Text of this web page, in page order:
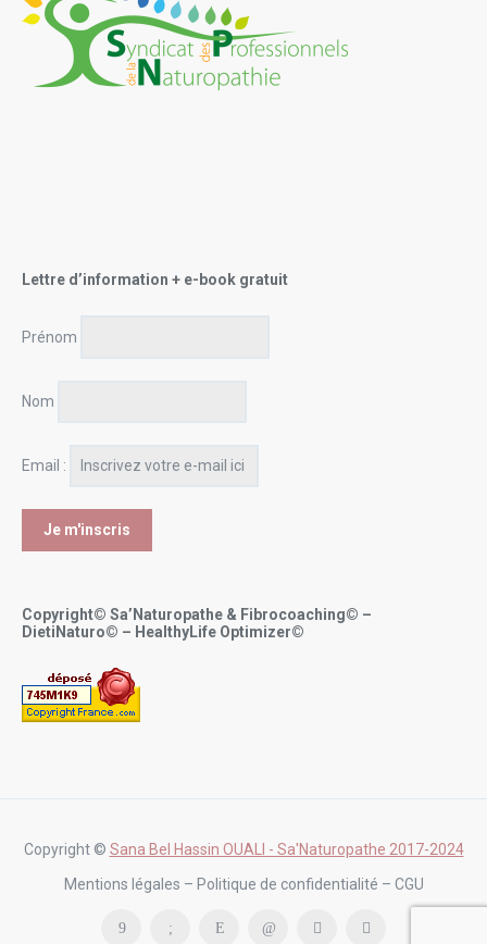
Lettre d’information + e-book gratuit
Prénom
Nom
Email :
Copyright© Sa’Naturopathe & Fibrocoaching© –
DietiNaturo© – HealthyLife Optimizer©
Copyright © Sana Bel Hassin OUALI - Sa'Naturopathe 2017-2024
Mentions légales – Politique de confidentialité – CGU